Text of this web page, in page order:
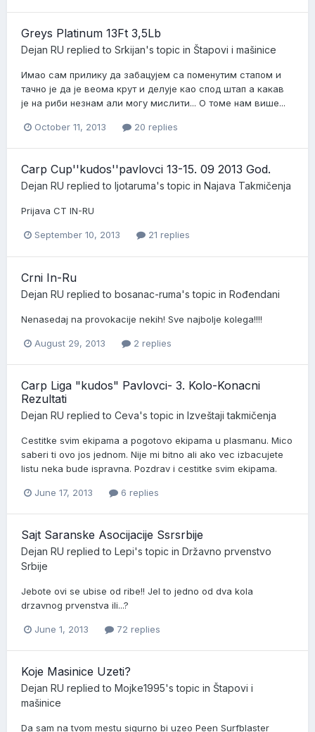
Greys Platinum 13Ft 3,5Lb
Dejan RU replied to Srkijan's topic in Štapovi i mašinice
Имао сам прилику да забацујем са поменутим стапом и
тачно је да је веома крут и делује као спод штап а какав
је на риби незнам али могу мислити... О томе нам више...
October 11, 2013 20 replies
Carp Cup''kudos''pavlovci 13-15. 09 2013 God.
Dejan RU replied to ljotaruma's topic in Najava Takmičenja
Prijava CT IN-RU
September 10, 2013 21 replies
Crni In-Ru
Dejan RU replied to bosanac-ruma's topic in Rođendani
Nenasedaj na provokacije nekih! Sve najbolje kolega!!!!
August 29, 2013 2 replies
Carp Liga "kudos" Pavlovci- 3. Kolo-Konacni
Rezultati
Dejan RU replied to Ceva's topic in Izveštaji takmičenja
Cestitke svim ekipama a pogotovo ekipama u plasmanu. Mico
saberi ti ovo jos jednom. Nije mi bitno ali ako vec izbacujete
listu neka bude ispravna. Pozdrav i cestitke svim ekipama.
June 17, 2013 6 replies
Sajt Saranske Asocijacije Ssrsrbije
Dejan RU replied to Lepi's topic in Državno prvenstvo
Srbije
Jebote ovi se ubise od ribe!! Jel to jedno od dva kola
drzavnog prvenstva ili...?
June 1, 2013 72 replies
Koje Masinice Uzeti?
Dejan RU replied to Mojke1995's topic in Štapovi i
mašinice
Da sam na tvom mestu sigurno bi uzeo Peen Surfblaster